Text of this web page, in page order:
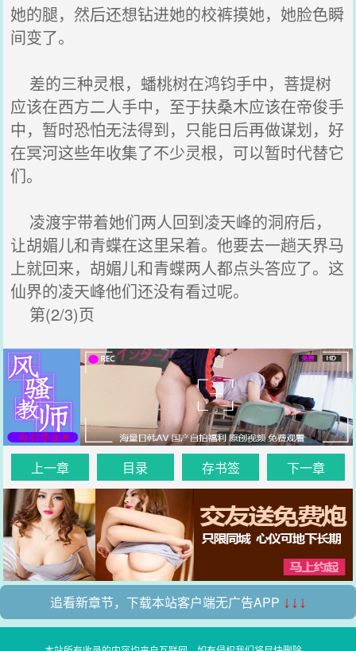
她的腿，然后还想钻进她的校裤摸她，她脸色瞬
间变了。
差的三种灵根，蟠桃树在鸿钧手中，菩提树
应该在西方二人手中，至于扶桑木应该在帝俊手
中，暂时恐怕无法得到，只能日后再做谋划，好
在冥河这些年收集了不少灵根，可以暂时代替它
们。
凌渡宇带着她们两人回到凌天峰的洞府后，
让胡媚儿和青蝶在这里呆着。他要去一趟天界马
上就回来，胡媚儿和青蝶两人都点头答应了。这
仙界的凌天峰他们还没有看过呢。
第(2/3)页
上一章 目录 存书签 下一章
追看新章节，下载本站客户端无广告APP ↓↓↓